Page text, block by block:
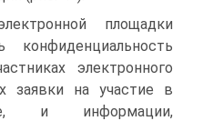
площадки
конфиденциальность
электронного
заявки на участие в
и информации,